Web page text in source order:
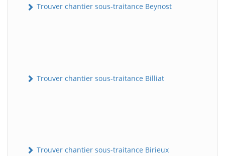
Trouver chantier sous-traitance Beynost
Trouver chantier sous-traitance Billiat
Trouver chantier sous-traitance Birieux